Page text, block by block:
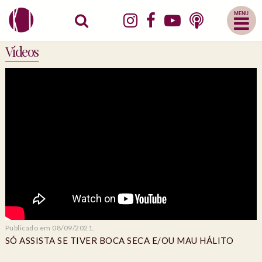
Abrir
Menu
Mobile
Vídeos
Publicado em 08/09/2021.
SÓ ASSISTA SE TIVER BOCA SECA E/OU MAU HÁLITO